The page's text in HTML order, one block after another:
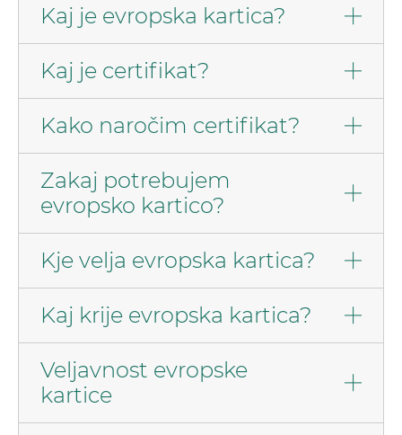
Kaj je evropska kartica?
Kaj je certifikat?
Kako naročim certifikat?
Zakaj potrebujem
evropsko kartico?
Kje velja evropska kartica?
Kaj krije evropska kartica?
Veljavnost evropske
kartice